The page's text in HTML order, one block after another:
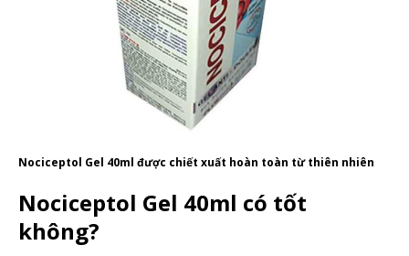
Nociceptol Gel 40ml được chiết xuất hoàn toàn từ thiên nhiên
Nociceptol Gel 40ml có tốt
không?